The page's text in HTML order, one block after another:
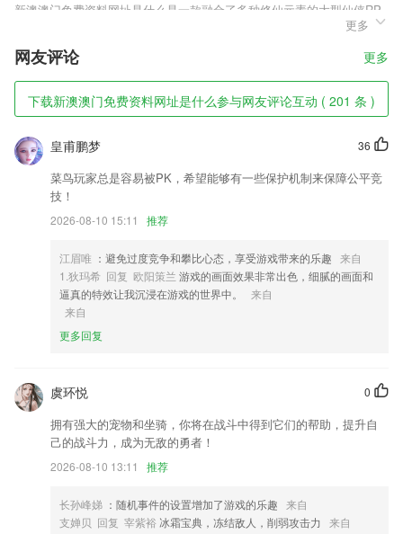
新澳澳门免费资料网址是什么是一款融合了多种修仙元素的大型仙侠RP
G手游，精致梦幻的游戏画面，全新的仙侠故事题材，刻画精细的人物角
色任你挑选，体验不同的仙侠人生，神剑封印录官网安卓版v1.0.0.1多元
化的社交模式，玩家可以结识各种游戏好友，一起组队挑战副本，获得各
种游戏资源，提升战力，轻松的玩转这个仙侠世界。
新澳澳门免费资料网址是什么软件特色
1,【3】界面美观简洁，用心做好应用的每一个细节，操作简洁直观。
2,【音箱控制】
3,及时收集错题、收藏重点题目；灵活的错题复习系统，帮助您及时巩
固，重点突破。
时可直接阅读，细致到每章每页同时凡保存书签的书籍，一旦有新章节内
容发布，即刻通知您，书籍更新随时提醒，最新章节抢先体验。
5,【文档转换与翻译】
6,如果用户在使用的过程中有任何问题都可以及时进行反馈，致力于为用
户提供更加优质的服务。
1.】管理学生个人的账号以及基本信息，查看所属班级和小组；
2.猜你喜欢：支持根据用户习惯推荐相关课程，会依据你搜索与观看学习
视频来整合内容；
3.该平台会有非常精彩的讲解内容可以为你提供，学习会更加的容易。
4.·学习模式更科学：
更多
网友评论 更多
下载新澳澳门免费资料网址是什么参与网友评论互动 ( 201 条 )
36
皇甫鹏梦
菜鸟玩家总是容易被PK，希望能够有一些保护机制来保障公平竞
技！
2026-08-10 15:11 推荐
江眉唯 ：避免过度竞争和攀比心态，享受游戏带来的乐趣 来自
1.狄玛希 回复 欧阳策兰 游戏的画面效果非常出色，细腻的画面和
逼真的特效让我沉浸在游戏的世界中。
来自
来自
更多回复
0
虞环悦
拥有强大的宠物和坐骑，你将在战斗中得到它们的帮助，提升自
己的战斗力，成为无敌的勇者！
2026-08-10 13:11 推荐
长孙峰娣 ：随机事件的设置增加了游戏的乐趣 来自
支婵贝 回复 宰紫裕 冰霜宝典，冻结敌人，削弱攻击力 来自